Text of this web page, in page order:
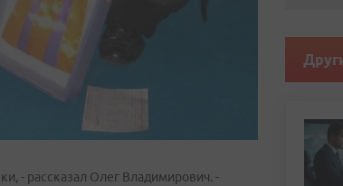
- рассказал Олег Владимирович. -